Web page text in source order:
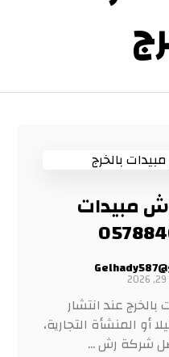
مبيدات
عند انتشار
أو المنشأة التجارية،
شركة رش ...